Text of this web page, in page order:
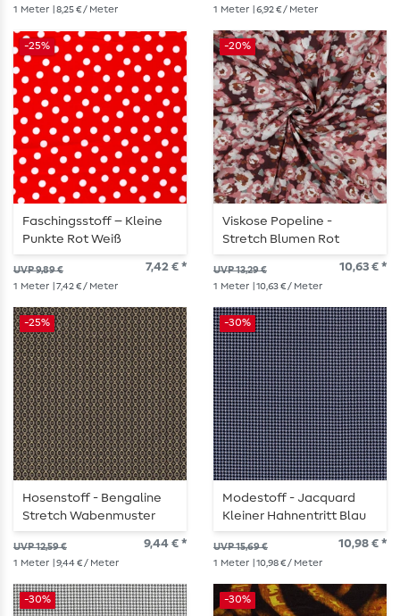
1 Meter | 8,25 € / Meter 1 Meter | 6,92 € / Meter
-25%
Faschingsstoff – Kleine
Punkte Rot Weiß
UVP 9,89 € 7,42 € *
1 Meter | 7,42 € / Meter
-20%
Viskose Popeline -
Stretch Blumen Rot
UVP 13,29 € 10,63 € *
1 Meter | 10,63 € / Meter
-25%
Hosenstoff - Bengaline
Stretch Wabenmuster
Grau
UVP 12,59 € 9,44 € *
1 Meter | 9,44 € / Meter
-30%
Modestoff - Jacquard
Kleiner Hahnentritt Blau
UVP 15,69 € 10,98 € *
1 Meter | 10,98 € / Meter
-30% -30%